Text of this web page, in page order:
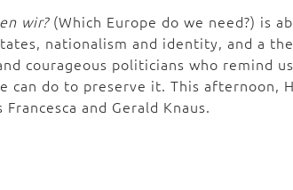
wir?(Which Europe do we need?) is
nationalism and identity, and a
courageous politicians who remind
can do to preserve it. This afternoon,
and Gerald Knaus.